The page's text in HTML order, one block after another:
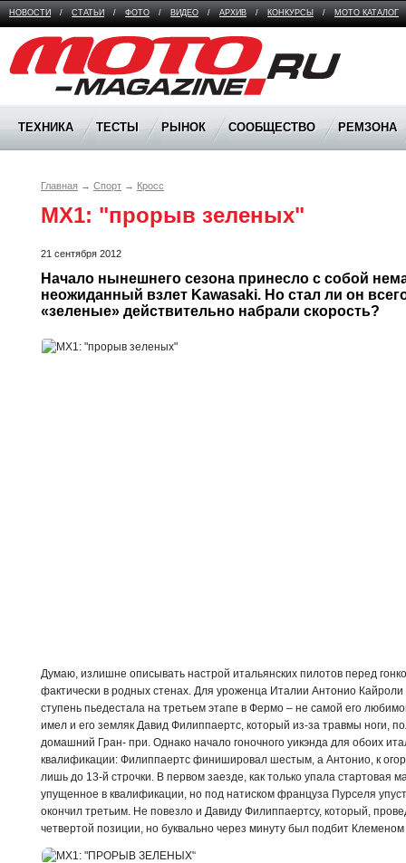
НОВОСТИ / СТАТЬИ / ФОТО / ВИДЕО / АРХИВ / КОНКУРСЫ / МОТО КАТАЛОГ
Moto Magazine
ТЕХНИКА ТЕСТЫ РЫНОК СООБЩЕСТВО РЕМЗОНА
Главная → Спорт → Кросс
MX1: "прорыв зеленых"
21 сентября 2012
Начало нынешнего сезона принесло с собой
неожиданный взлет Kawasaki. Но стал ли он
«зеленые» действительно набрали скорость?
Думаю, излишне описывать настрой итальянских пилотов перед
фактически в родных стенах. Для уроженца Италии Антонио
ступень пьедестала на третьем этапе в Фермо – не самой его
имел и его земляк Давид Филиппаертс, который из-за травмы ноги,
домашний Гран- при. Однако начало гоночного уикэнда для обоих
квалификации: Филиппаертс финишировал шестым, а Антонио, к
лишь до 13-й строчки. В первом заезде, как только упала стартовая
упущенное в квалификации, но под натиском француза Пурселя
окончил третьим. Не повезло и Давиду Филиппаертсу, который,
четвертой позиции, но буквально через минуту был подбит